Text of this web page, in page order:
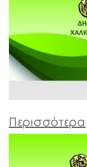
Περισσότερα